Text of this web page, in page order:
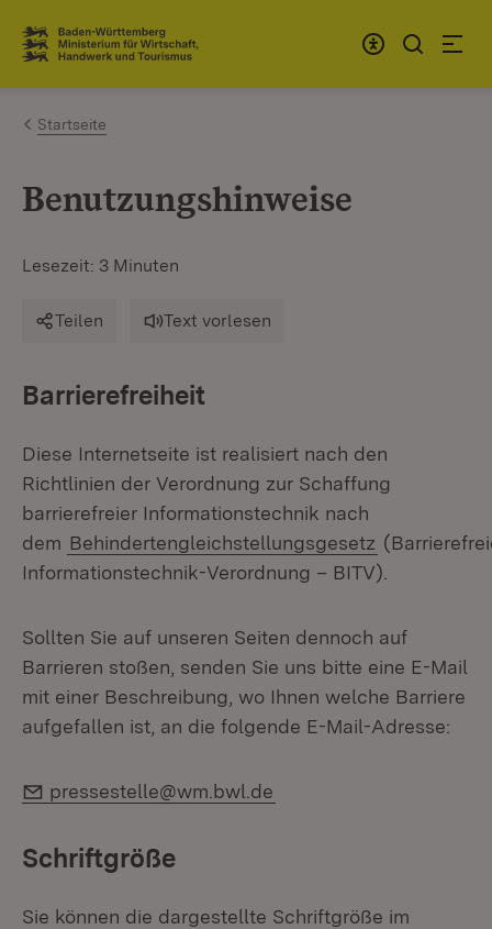
Zum Inhalt springen
Link zur Startseite
Startseite
Benutzungshinweise
Lesezeit: 3 Minuten
Teilen Text vorlesen
Barrierefreiheit
Diese Internetseite ist realisiert nach den
Richtlinien der Verordnung zur Schaffung
barrierefreier Informationstechnik nach
dem Behindertengleichstellungsgesetz
Informationstechnik-Verordnung – BITV).
Sollten Sie auf unseren Seiten dennoch auf
Barrieren stoßen, senden Sie uns bitte eine E-Mail
mit einer Beschreibung, wo Ihnen welche Barriere
aufgefallen ist, an die folgende E-Mail-Adresse:
E-Mail:
pressestelle@wm.bwl.de
Schriftgröße
Sie können die dargestellte Schriftgröße im